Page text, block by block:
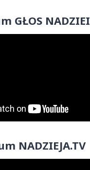
GŁOS NADZIEI
NADZIEJA.TV